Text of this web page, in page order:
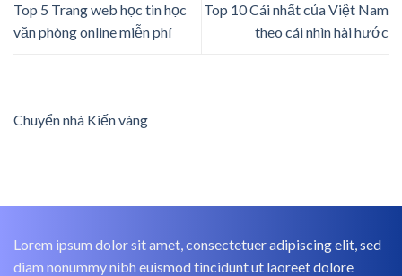
Top 5 Trang web học tin học
văn phòng online miễn phí
Top 10 Cái nhất của Việt Nam
theo cái nhìn hài hước
Chuyển nhà Kiến vàng
Lorem ipsum dolor sit amet, consectetuer adipiscing elit, sed
diam nonummy nibh euismod tincidunt ut laoreet dolore